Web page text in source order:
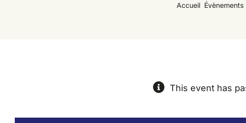
Accueil Évènements
This event has